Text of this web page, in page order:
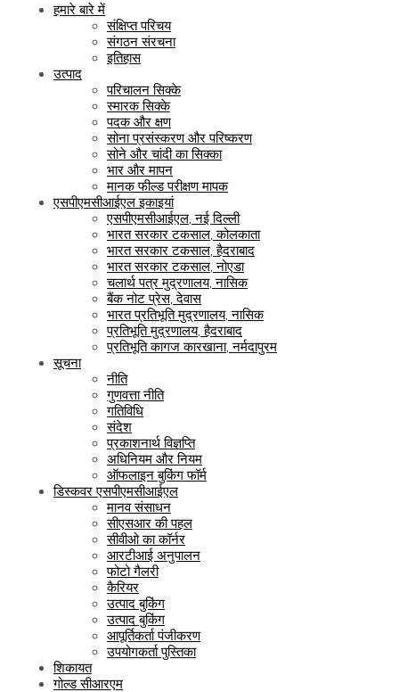
हमारे बारे में
संक्षिप्त परिचय
संगठन संरचना
इतिहास
उत्पाद
परिचालन सिक्के
स्मारक सिक्के
पदक और क्षण
सोना प्रसंस्करण और परिष्करण
सोने और चांदी का सिक्का
भार और मापन
मानक फील्ड परीक्षण मापक
एसपीएमसीआईएल इकाइयां
एसपीएमसीआईएल, नई दिल्ली
भारत सरकार टकसाल, कोलकाता
भारत सरकार टकसाल, हैदराबाद
भारत सरकार टकसाल, नोएडा
चलार्थ पत्र मुद्रणालय, नासिक
बैंक नोट प्रेस, देवास
भारत प्रतिभूति मुद्रणालय, नासिक
प्रतिभूति मुद्रणालय, हैदराबाद
प्रतिभूति कागज कारखाना, नर्मदापुरम
सूचना
नीति
गुणवत्ता नीति
गतिविधि
संदेश
प्रकाशनार्थ विज्ञप्ति
अधिनियम और नियम
ऑफलाइन बुकिंग फॉर्म
डिस्कवर एसपीएमसीआईएल
मानव संसाधन
सीएसआर की पहल
सीवीओ का कॉर्नर
आरटीआई अनुपालन
फोटो गैलरी
कैरियर
उत्पाद बुकिंग
उत्पाद बुकिंग
आपूर्तिकर्ता पंजीकरण
उपयोगकर्ता पुस्तिका
शिकायत
गोल्ड सीआरएम